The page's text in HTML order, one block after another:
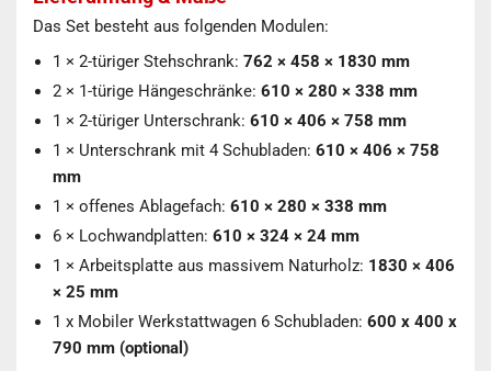
Das Set besteht aus folgenden Modulen:
1 × 2-türiger Stehschrank: 762 × 458 × 1830 mm
2 × 1-türige Hängeschränke: 610 × 280 × 338 mm
1 × 2-türiger Unterschrank: 610 × 406 × 758 mm
1 × Unterschrank mit 4 Schubladen: 610 × 406 × 758
mm
1 × offenes Ablagefach: 610 × 280 × 338 mm
6 × Lochwandplatten: 610 × 324 × 24 mm
1 × Arbeitsplatte aus massivem Naturholz: 1830 × 406
× 25 mm
1 x Mobiler Werkstattwagen 6 Schubladen: 600 x 400 x
790 mm (optional)